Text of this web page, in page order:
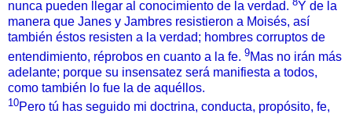
nunca pueden llegar al conocimiento de la verdad.
Y de la
manera que Janes y Jambres resistieron a Moisés, así
también éstos resisten a la verdad; hombres corruptos de
entendimiento, réprobos en cuanto a la fe. 9Mas no irán más
adelante; porque su insensatez será manifiesta a todos,
como también lo fue la de aquéllos.
10Pero tú has seguido mi doctrina, conducta, propósito, fe,